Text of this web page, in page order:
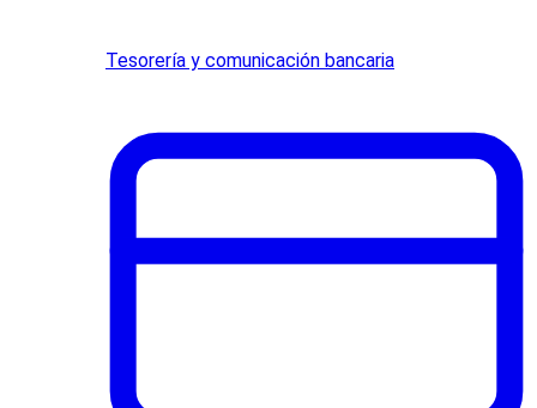
Tesorería y comunicación bancaria